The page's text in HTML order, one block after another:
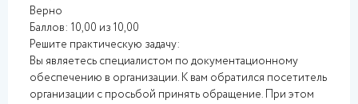
Верно
Баллов: 10,00 из 10,00
Решите практическую задачу:
Вы являетесь специалистом по документационному
обеспечению в организации. К вам обратился посетитель
организации с просьбой принять обращение. При этом